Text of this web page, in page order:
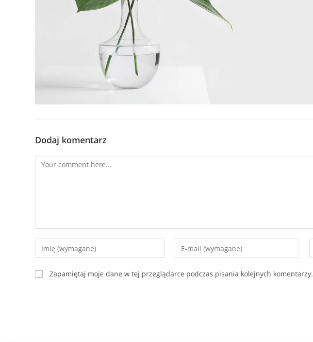
Dodaj komentarz
Zapamiętaj moje dane w tej przeglądarce podczas pisania kolejnych komentarzy.